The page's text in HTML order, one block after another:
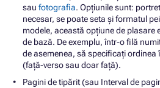
sau fotografia. Opțiunile sunt:
necesar, se poate seta și formatul
modele, această opțiune de plasare
de bază. De exemplu, într-o filă
de asemenea, să specificați ordinea
(față-verso sau doar față).
Pagini de tipărit (sau Interval de